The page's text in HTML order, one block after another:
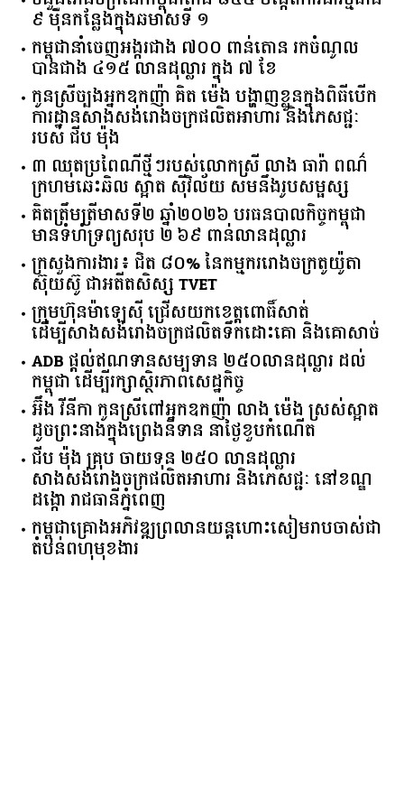
​៩​ ​ម៉ឺន​កន្លែង​ក្នុង​ឆមាស​ទី ​១​
កម្ពុជានាំចេញអង្ករជាង ៧០០ ពាន់តោន រកចំណូល
បានជាង ៤១៥ លានដុល្លារ ក្នុង ៧ ខែ
កូនស្រីច្បងអ្នកឧកញ៉ា គិត ម៉េង បង្ហាញខ្លួនក្នុងពិធីបើក
ការដ្ឋានសាងសង់រោងចក្រផលិតអាហារ និងភេសជ្ជៈ
របស់ ជីប ម៉ុង
៣ ឈុតប្រពៃណីថ្មីៗរបស់លោកស្រី លាង ធារ៉ា ពណ៌
ក្រហមឆេះឆិល ស្អាត ​ស៊ីវិល័យ សមនឹងរូបសម្ផស្ស
គិត​ត្រឹមត្រីមាស​ទី​២​ ​ឆ្នាំ​២០២៦​ បរធន​បាលកិច្ច​កម្ពុជា​ ​
មាន​ទំហំ​ទ្រព្យ​សរុប​ ​២.៦៩​ ​ពាន់លាន​ដុល្លារ​
ក្រសួង​ការងារ​៖ ​ជិត​ ​៨០​% ​នៃ​កម្មករ​រោងចក្រ​តូយ៉ូតា ​
ស៊ុយ​ស៊ូ ​ជា​អតីត​សិស្ស​ ​TVET​
ក្រុមហ៊ុន​ម៉ាឡេស៊ី ជ្រើសយកខេត្ដពោធិ៍សាត់
ដើម្បីសាងសង់រោងចក្រផលិតទឹកដោះគោ និងគោសាច់
ADB ផ្តល់ឥណទានសម្បទាន ២៥០លានដុល្លារ ដល់
កម្ពុជា ដើម្បីរក្សាស្ថិរភាពសេដ្ឋកិច្ច
អ៊ឹង វីនីកា កូនស្រីពៅអ្នកឧកញ៉ា លាង ម៉េង ស្រស់ស្អាត
ដូចព្រះនាងក្នុងព្រេងនិទាន នាថ្ងៃខួបកំណើត
ជីប ម៉ុង គ្រុប ចាយទុន ២៥០ លានដុល្លារ
សាងសង់រោងចក្រផលិតអាហារ និងភេសជ្ជៈ នៅខណ្ឌ
ដង្កោ រាជធានីភ្នំពេញ
កម្ពុជា​គ្រោង​អភិវឌ្ឍ​ព្រលានយន្តហោះ​សៀមរាប​ចាស់​ជា​
តំបន់​ពហុ​មុខងារ​